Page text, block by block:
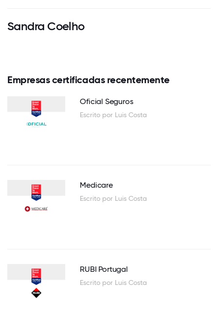
Sandra Coelho
Empresas certificadas recentemente
Oficial Seguros
Escrito por Luis Costa
Medicare
Escrito por Luis Costa
RUBI Portugal
Escrito por Luis Costa